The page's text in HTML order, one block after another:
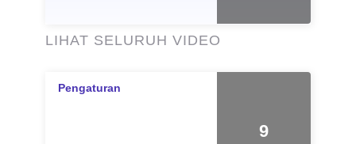
LIHAT SELURUH VIDEO
9